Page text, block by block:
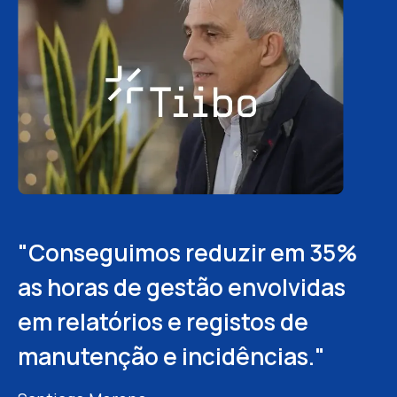
"Conseguimos reduzir em 35%
as horas de gestão envolvidas
em relatórios e registos de
manutenção e incidências."
"A digitalização dos processos
permitiu-nos reduzir
significativamente o tempo de
inatividade das instalações e,
"A Fracttal permitiu-nos
centralizar a informação e
automatizar muitos processos.
Agora podemos planear melhor